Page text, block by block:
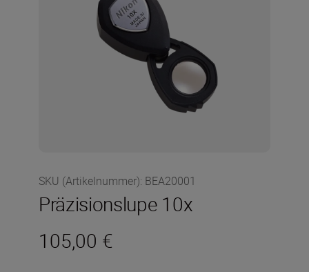
SKU (Artikelnummer): BEA20001
Präzisionslupe 10x
105,00 €